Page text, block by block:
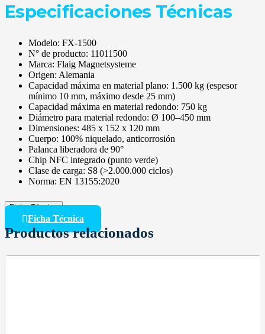
Especificaciones Técnicas
Modelo: FX-1500
N° de producto: 11011500
Marca: Flaig Magnetsysteme
Origen: Alemania
Capacidad máxima en material plano: 1.500 kg (espesor
mínimo 10 mm, máximo desde 25 mm)
Capacidad máxima en material redondo: 750 kg
Diámetro para material redondo: Ø 100–450 mm
Dimensiones: 485 x 152 x 120 mm
Cuerpo: 100% niquelado, anticorrosión
Palanca liberadora de 90°
Chip NFC integrado (punto verde)
Clase de carga: S8 (>2.000.000 ciclos)
Norma: EN 13155:2020
Ficha Técnica
Ficha Técnica
Productos relacionados